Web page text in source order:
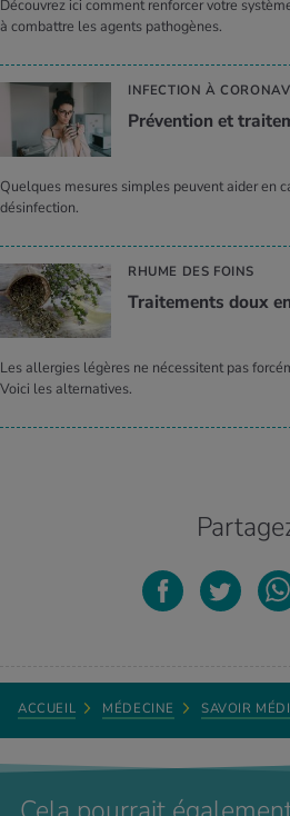
Découvrez ici comment renforcer votre
à combattre les agents pathogènes.
INFECTION À
Pré­ven­tion et
Quelques mesures simples peuvent aider en
désinfection.
RHUME DES FOINS
Trai­te­ments doux
Les allergies légères ne nécessitent pas
Voici les alternatives.
ACCUEIL MÉDECINE SAVOIR